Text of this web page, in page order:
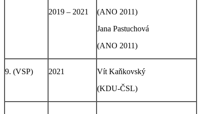
2019 – 2021
(ANO 2011)
Jana Pastuchová
(ANO 2011)
9. (VSP) 2021
Vít Kaňkovský
(KDU-ČSL)